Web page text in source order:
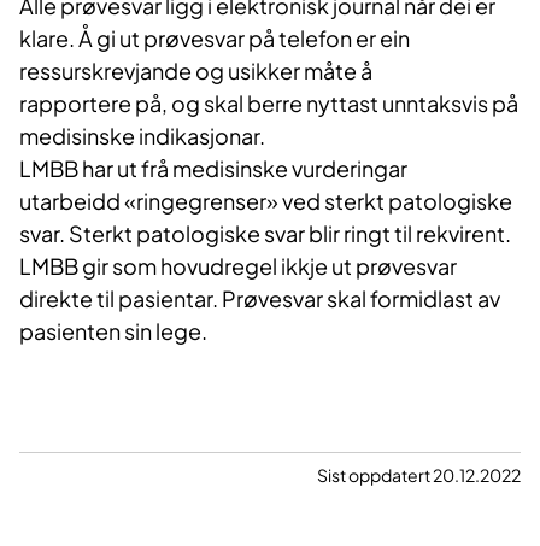
klare. Å gi ut prøvesvar på telefon er ein
ressurskrevjande og usikker måte å
rapportere på, og skal berre nyttast unntaksvis på
medisinske indikasjonar.
LMBB har ut frå medisinske vurderingar
utarbeidd «ringegrenser» ved sterkt patologiske
svar. Sterkt patologiske svar blir ringt til rekvirent.
LMBB gir som hovudregel ikkje ut prøvesvar
direkte til pasientar. Prøvesvar skal formidlast av
pasienten sin lege.
Sist oppdatert 20.12.2022